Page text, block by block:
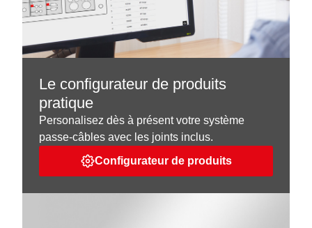
Le configurateur de produits
pratique
Personalisez dès à présent votre système
passe-câbles avec les joints inclus.
Configurateur de produits